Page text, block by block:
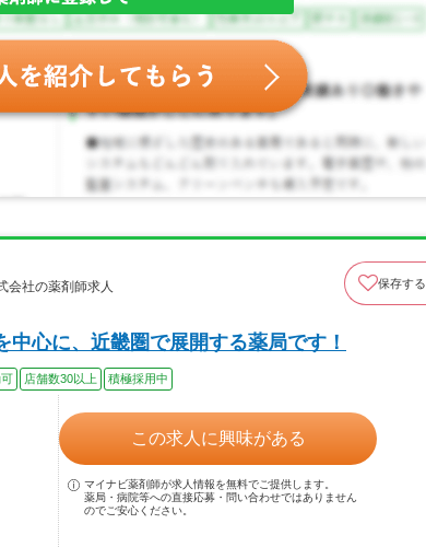
社の薬剤師求人
保存する
中心に、近畿圏で展開する薬局です！
店舗数30以上 積極採用中
この求人に興味がある
マイナビ薬剤師が求人情報を無料でご提供します。
薬局・病院等への直接応募・問い合わせではありません
のでご安心ください。